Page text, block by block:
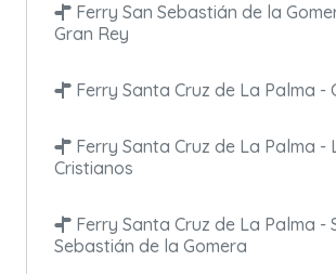
Ferry San Sebastián de la
Gran Rey
Ferry Santa Cruz de La Palma -
Ferry Santa Cruz de La Palma -
Cristianos
Ferry Santa Cruz de La Palma -
Sebastián de la Gomera